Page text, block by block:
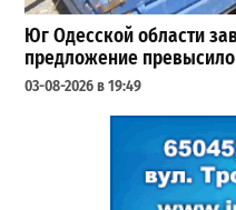
Юг Одесской области
предложение
03-08-2026 в 19:49